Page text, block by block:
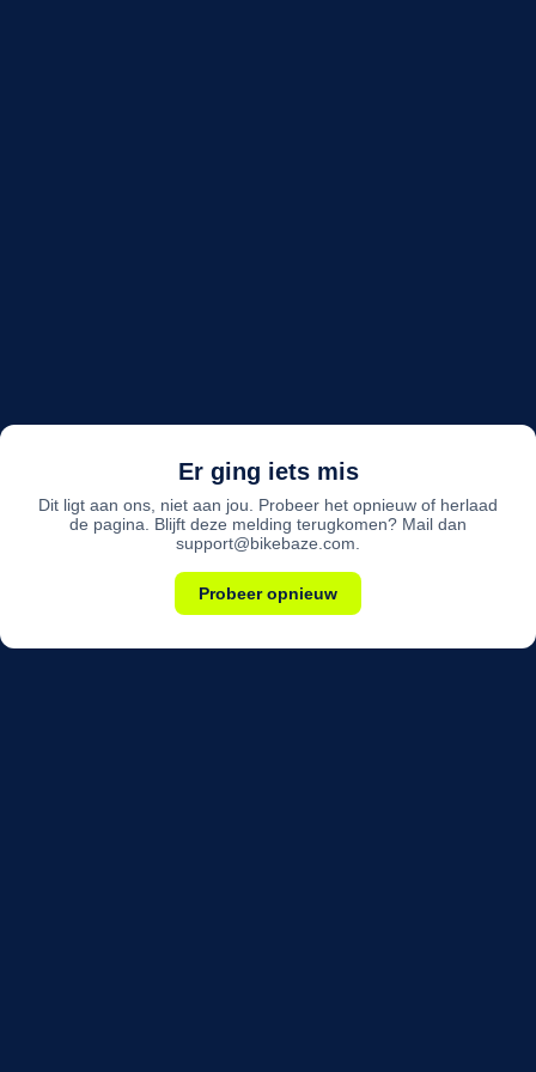
Er ging iets mis
Dit ligt aan ons, niet aan jou. Probeer het opnieuw of herlaad
de pagina. Blijft deze melding terugkomen? Mail dan
support@bikebaze.com.
Probeer opnieuw